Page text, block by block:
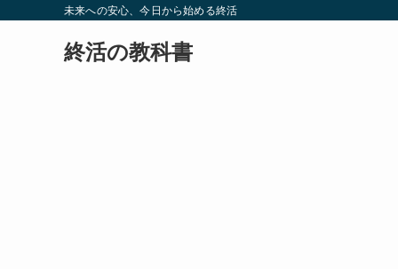
未来への安心、今日から始める終活
終活の教科書